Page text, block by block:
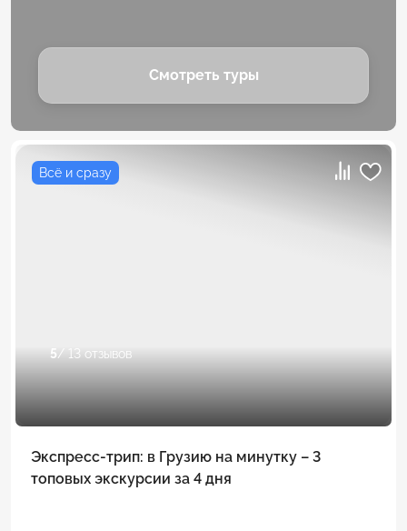
Смотреть туры
Всё и сразу
5/ 13 отзывов
Экспресс-трип: в Грузию на минутку – 3
топовых экскурсии за 4 дня